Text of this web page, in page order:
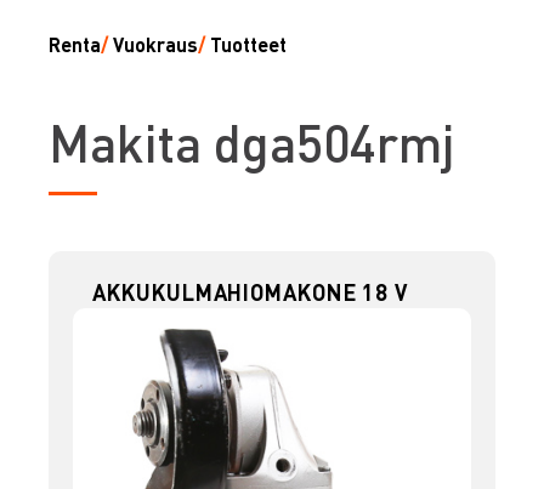
Renta/Vuokraus/ Tuotteet
Makita dga504rmj
AKKUKULMAHIOMAKONE 18 V